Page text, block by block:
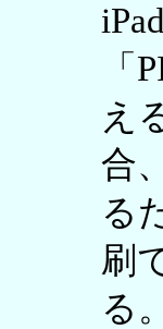
え
合
る
刷
る